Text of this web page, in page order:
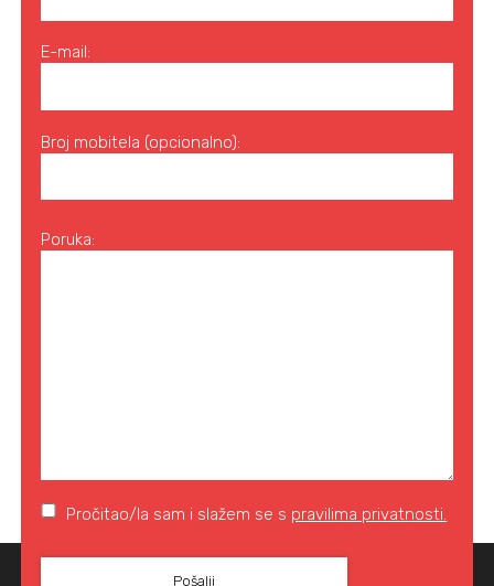
E-mail:
Broj mobitela (opcionalno):
Poruka:
Pročitao/la sam i slažem se s pravilima privatnosti.